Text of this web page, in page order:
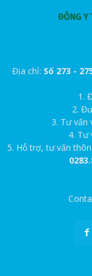
Địa chỉ: Số 273 -
1.
2.
3. Tư vấn
4. Tư
5. Hỗ trợ, tư vấn